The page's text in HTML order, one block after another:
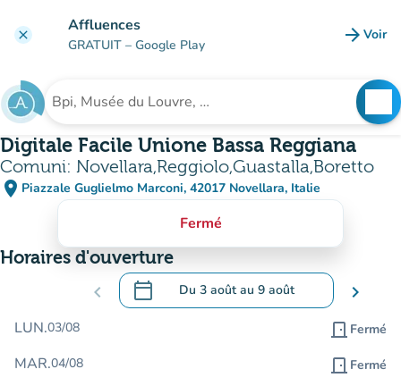
clear Affluences
GRATUIT – Google Play arrow_forward Voir
Rechercher un établissement
Digitale Facile Unione Bassa Reggiana
Comuni: Novellara,Reggiolo,Guastalla,Boretto
place Piazzale Guglielmo Marconi, 42017 Novellara, Italie
(ouvrir dans Google Maps)
(nouvel onglet)
Fermé
Horaires d'ouverture
chevron_left calendar_today Du 3 aoûtau 9 août
.Ouvrir le calendrier pour changer de
chevron_right
LUN.03/08 door_front Fermé
MAR.04/08 door_front Fermé